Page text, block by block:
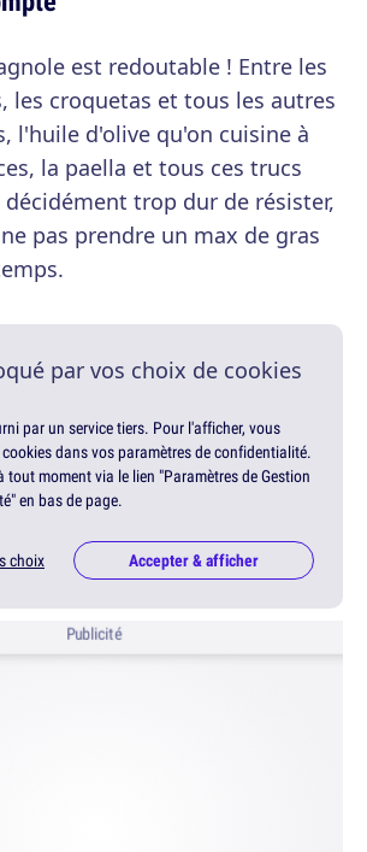
est redoutable ! Entre les
les croquetas et tous les autres
l'huile d'olive qu'on cuisine à
la paella et tous ces trucs
trop dur de résister,
pas prendre un max de gras
par vos choix de cookies
par un service tiers. Pour l'afficher, vous
dans vos paramètres de confidentialité.
tout moment via le lien "Paramètres de Gestion
en bas de page.
choix Accepter & afficher
Publicité